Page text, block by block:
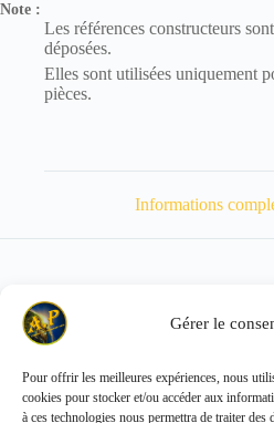
Gérer le
Pour offrir les meilleures expériences, nous
cookies pour stocker et/ou accéder aux
à ces technologies nous permettra de traiter des
Note :
Les références constructeurs
déposées.
Elles sont utilisées uniquement
pièces.
Informations
Poids
Copyright © 2026 - ALL